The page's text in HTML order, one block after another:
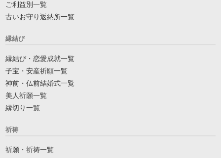
ご利益別一覧
古いお守り返納所一覧
縁結び
縁結び・恋愛成就一覧
子宝・安産祈願一覧
神前・仏前結婚式一覧
美人祈願一覧
縁切り一覧
祈祷
祈願・祈祷一覧